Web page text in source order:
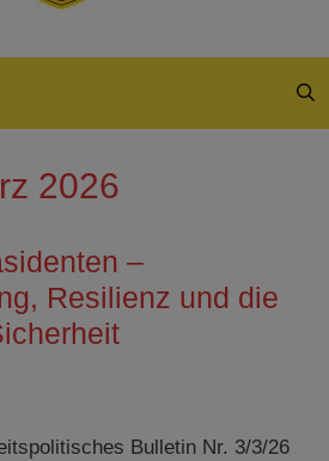
2026
–
Resilienz und die
Bulletin Nr. 3/3/26